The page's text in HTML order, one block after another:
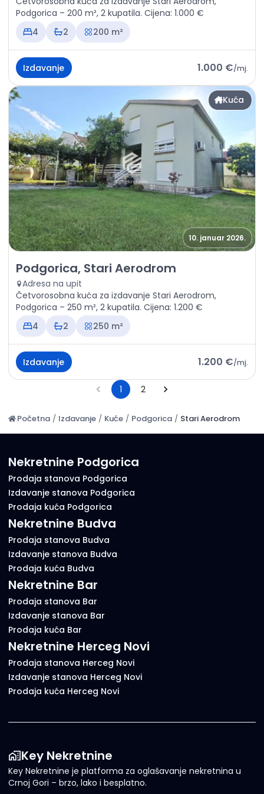
Podgorica – 200 m², 2 kupatila. Cijena: 1.000 €
4
2 200 m²
Izdavanje 1.000 €/mj.
Kuća
10. januar 2026.
Izdavanje - Kuća Podgorica, Stari Aerodrom
Podgorica, Stari Aerodrom
Adresa na upit
Četvorosobna kuća za izdavanje Stari Aerodrom,
Podgorica – 250 m², 2 kupatila. Cijena: 1.200 €
4
2 250 m²
Izdavanje 1.200 €/mj.
1 2
Početna / Izdavanje / Kuće / Podgorica / Stari Aerodrom
Nekretnine Podgorica
Prodaja stanova Podgorica
Izdavanje stanova Podgorica
Prodaja kuća Podgorica
Nekretnine Budva
Prodaja stanova Budva
Izdavanje stanova Budva
Prodaja kuća Budva
Nekretnine Bar
Prodaja stanova Bar
Izdavanje stanova Bar
Prodaja kuća Bar
Nekretnine Herceg Novi
Prodaja stanova Herceg Novi
Izdavanje stanova Herceg Novi
Prodaja kuća Herceg Novi
Key Nekretnine
Key Nekretnine je platforma za oglašavanje nekretnina u
Crnoj Gori – brzo, lako i besplatno.